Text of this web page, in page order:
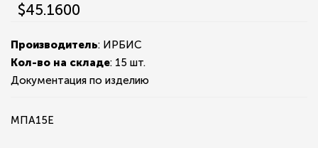
$45.1600
Производитель: ИРБИС
Кол-во на складе: 15 шт.
Документация по изделию
МПА15Е